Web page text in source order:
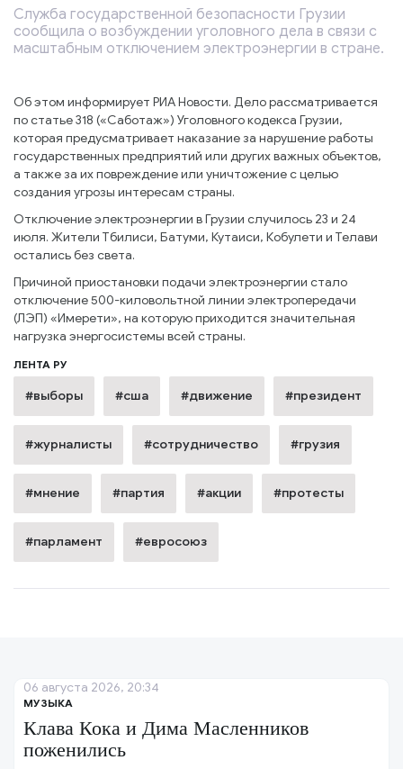
Служба государственной безопасности Грузии
сообщила о возбуждении уголовного дела в связи с
масштабным отключением электроэнергии в стране.
Об этом информирует РИА Новости. Дело рассматривается
по статье 318 («Саботаж») Уголовного кодекса Грузии,
которая предусматривает наказание за нарушение работы
государственных предприятий или других важных объектов,
а также за их повреждение или уничтожение с целью
создания угрозы интересам страны.
Отключение электроэнергии в Грузии случилось 23 и 24
июля. Жители Тбилиси, Батуми, Кутаиси, Кобулети и Телави
остались без света.
Причиной приостановки подачи электроэнергии стало
отключение 500-киловольтной линии электропередачи
(ЛЭП) «Имерети», на которую приходится значительная
нагрузка энергосистемы всей страны.
ЛЕНТА РУ
#выборы #сша #движение #президент
#журналисты #сотрудничество #грузия
#мнение #партия #акции #протесты
#парламент #евросоюз
МУЗЫКА
Клава Кока и Дима Масленников
поженились
06 августа 2026, 20:34